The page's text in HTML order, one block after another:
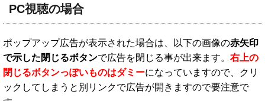
PC視聴の場合
ポップアップ広告が表示された場合は、以下の画像の赤矢印
で示した閉じるボタンで広告を閉じる事が出来ます。 右上の
閉じるボタンっぽいものはダミーになっていますので、クリ
ックしてしまうと別リンクで広告が開きますので要注意で